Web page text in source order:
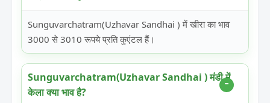
Sunguvarchatram(Uzhavar Sandhai ) में खीरा का भाव
3000 से 3010 रूपये प्रति कुएंटल हैं।
Sunguvarchatram(Uzhavar Sandhai ) मंडी में
केला क्या भाव है?